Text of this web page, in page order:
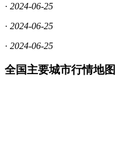
· 2024-06-25
· 2024-06-25
· 2024-06-25
全国主要城市行情地图